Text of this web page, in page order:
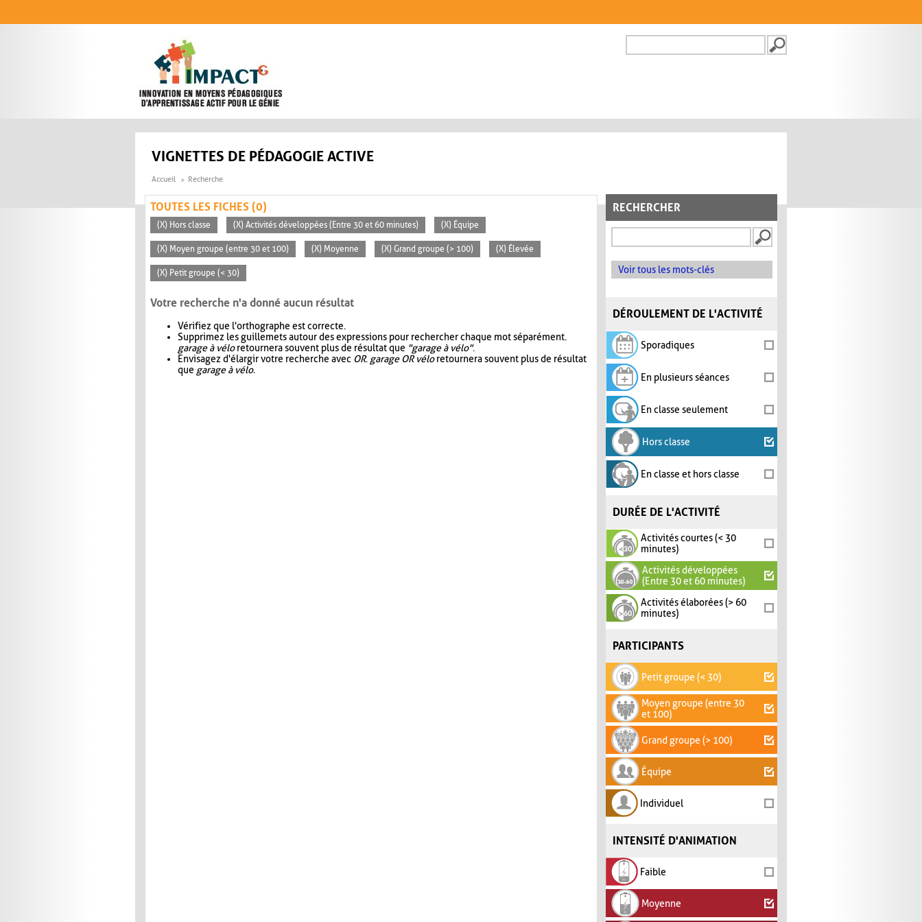
FORMULAIRE DE
VIGNETTES DE PÉDAGOGIE ACTIVE
Accueil Recherche
RECHERCHER
Voir tous les mots-clés
DÉROULEMENT DE L'ACTIVITÉ
Sporadiques
En plusieurs séances
En classe seulement
Hors classe
En classe et hors classe
DURÉE DE L'ACTIVITÉ
Activités courtes (< 30
minutes)
Activités développées
(Entre 30 et 60 minutes)
Activités élaborées (> 60
minutes)
PARTICIPANTS
Petit groupe (< 30)
Moyen groupe (entre 30
et 100)
Grand groupe (> 100)
Équipe
Individuel
INTENSITÉ D'ANIMATION
Faible
Moyenne
TOUTES LES FICHES (0)
(X) Hors classe (X) Activités développées (Entre 30 et 60 minutes) (X) Équipe
(X) Moyen groupe (entre 30 et 100) (X) Moyenne (X) Grand groupe (> 100) (X) Élevée
(X) Petit groupe (< 30)
Votre recherche n'a donné aucun résultat
Vérifiez que l'orthographe est correcte.
Supprimez les guillemets autour des expressions pour rechercher chaque mot séparément.
garage à véloretournera souvent plus de résultat que "garage à vélo".
Envisagez d'élargir votre recherche avec OR. garage OR véloretournera souvent plus de résultat
que garage à vélo.